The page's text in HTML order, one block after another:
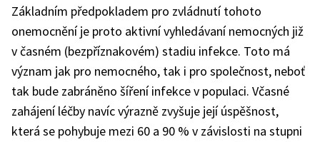
Základním předpokladem pro zvládnutí tohoto
onemocnění je proto aktivní vyhledávaní nemocných již
v časném (bezpříznakovém) stadiu infekce. Toto má
význam jak pro nemocného, tak i pro společnost, neboť
tak bude zabráněno šíření infekce v populaci. Včasné
zahájení léčby navíc výrazně zvyšuje její úspěšnost,
která se pohybuje mezi 60 a 90 % v závislosti na stupni